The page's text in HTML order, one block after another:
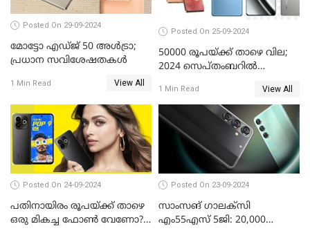
Posted On 29-09-2024
മോട്ടോ എഡ്ജ് 50 അൾട്രാ;
പ്രധാന സവിശേഷതകൾ
1 Min Read View All
Posted On 25-09-2024
50000 രൂപയ്ക്ക് താഴെ വില;
2024 സെപ്തംബറിൽ
മൊബൈൽ ഫോണുകൾ
1 Min Read View All
Posted On 24-09-2024
പതിനായിരം രൂപയ്ക്ക് താഴെ
ഒരു മികച്ച ഫോൺ വേണോ?
Posted On 23-09-2024
സാംസങ് ഗാലക്സി
എം55എസ് 5ജി: 20,000